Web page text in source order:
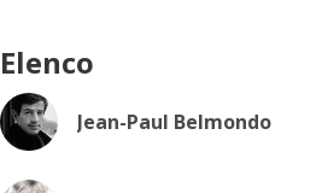
Elenco
Jean-Paul Belmondo